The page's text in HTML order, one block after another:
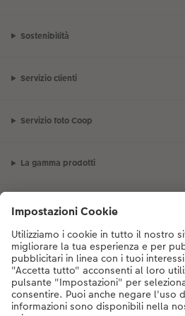
Sostenibilità
Servizio clienti
Servizio foto Coop
La gamma prodotti
I nostri consigli
Se hai domande sui prodotti o sull'ordine,
lunedì alla domenica dalle 9:00 alle
numero di telefono044 499 10 38 dal
20:00 (festività
DE|FR|IT